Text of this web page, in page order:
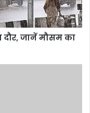
दौर, जानें मौसम का